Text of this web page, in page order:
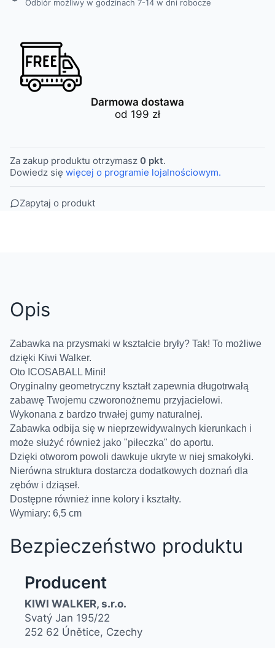
Odbiór możliwy w godzinach 7-14 w dni robocze
Darmowa dostawa
od 199 zł
Za zakup produktu otrzymasz 0 pkt.
Dowiedz się więcej o programie lojalnościowym.
Zapytaj o produkt
Opis
Zabawka na przysmaki w kształcie bryły? Tak! To możliwe
dzięki Kiwi Walker.
Oto ICOSABALL Mini!
Oryginalny geometryczny kształt zapewnia długotrwałą
zabawę Twojemu czworonożnemu przyjacielowi.
Wykonana z bardzo trwałej gumy naturalnej.
Zabawka odbija się w nieprzewidywalnych kierunkach i
może służyć również jako "piłeczka" do aportu.
Dzięki otworom powoli dawkuje ukryte w niej smakołyki.
Nierówna struktura dostarcza dodatkowych doznań dla
zębów i dziąseł.
Dostępne również inne kolory i kształty.
Wymiary: 6,5 cm
Bezpieczeństwo produktu
Producent
KIWI WALKER, s.r.o.
Svatý Jan 195/22
252 62 Únětice, Czechy